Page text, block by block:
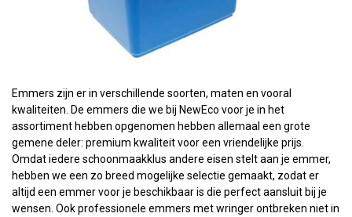
Emmers zijn er in verschillende soorten, maten en vooral
kwaliteiten. De emmers die we bij NewEco voor je in het
assortiment hebben opgenomen hebben allemaal een grote
gemene deler: premium kwaliteit voor een vriendelijke prijs.
Omdat iedere schoonmaakklus andere eisen stelt aan je emmer,
hebben we een zo breed mogelijke selectie gemaakt, zodat er
altijd een emmer voor je beschikbaar is die perfect aansluit bij je
wensen. Ook professionele emmers met wringer ontbreken niet in